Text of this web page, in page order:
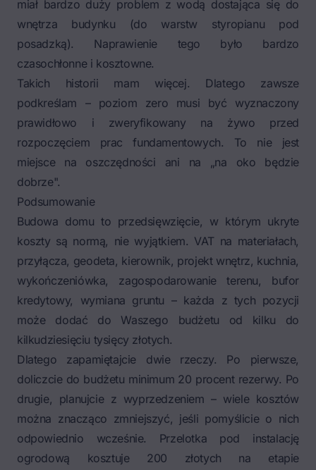
miał bardzo duży problem z wodą dostająca się do
wnętrza budynku (do warstw styropianu pod
posadzką). Naprawienie tego było bardzo
czasochłonne i kosztowne.
Takich historii mam więcej. Dlatego zawsze
podkreślam – poziom zero musi być wyznaczony
prawidłowo i zweryfikowany na żywo przed
rozpoczęciem prac fundamentowych. To nie jest
miejsce na oszczędności ani na „na oko będzie
dobrze".
Podsumowanie
Budowa domu to przedsięwzięcie, w którym ukryte
koszty są normą, nie wyjątkiem. VAT na materiałach,
przyłącza, geodeta, kierownik, projekt wnętrz, kuchnia,
wykończeniówka, zagospodarowanie terenu, bufor
kredytowy, wymiana gruntu – każda z tych pozycji
może dodać do Waszego budżetu od kilku do
kilkudziesięciu tysięcy złotych.
Dlatego zapamiętajcie dwie rzeczy. Po pierwsze,
doliczcie do budżetu minimum 20 procent rezerwy. Po
drugie, planujcie z wyprzedzeniem – wiele kosztów
można znacząco zmniejszyć, jeśli pomyślicie o nich
odpowiednio wcześnie. Przelotka pod instalację
ogrodową kosztuje 200 złotych na etapie